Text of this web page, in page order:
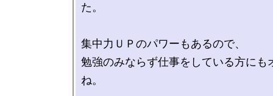
た。
集中力ＵＰのパワーもあるので、
勉強のみならず仕事をしている方にも
ね。